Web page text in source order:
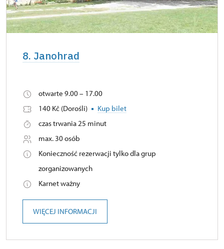
8. Janohrad
otwarte 9.00 – 17.00
140 Kč (Dorośli)
Kup bilet
czas trwania 25 minut
max. 30 osób
Konieczność rezerwacji tylko dla grup
zorganizowanych
Karnet ważny
WIĘCEJ INFORMACJI